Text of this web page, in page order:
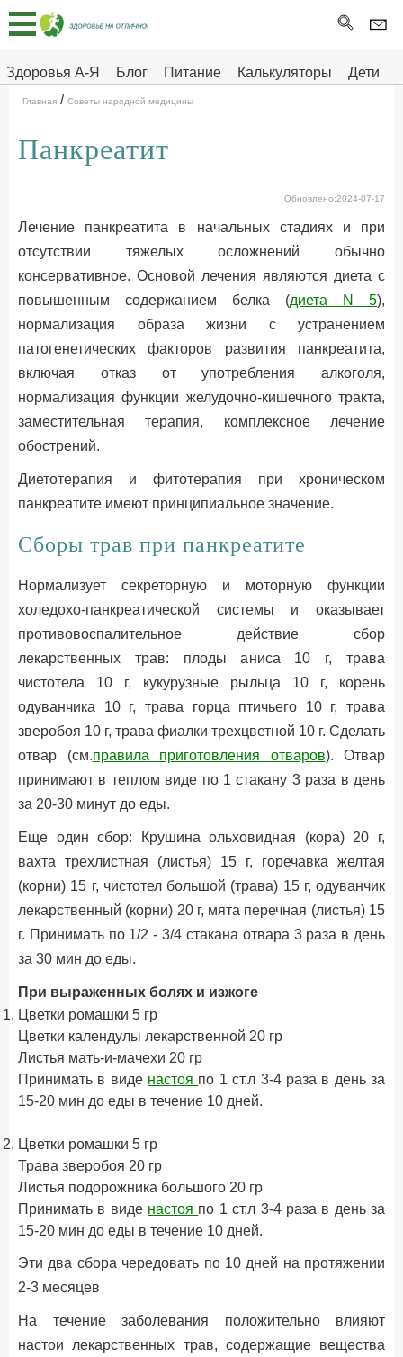
Здоровья А-Я Блог Питание Калькуляторы
Дети
Здоровье на отлично
Главная
Тесты
Про
ДЕТЯМ
Главная / Советы народной медицины
Панкреатит
Обновлено:2024-07-17
Лечение панкреатита в начальных стадиях и при
отсутствии тяжелых осложнений обычно
консервативное. Основой лечения являются диета с
повышенным содержанием белка (диета N 5),
нормализация образа жизни с устранением
патогенетических факторов развития панкреатита,
включая отказ от употребления алкоголя,
нормализация функции желудочно-кишечного тракта,
заместительная терапия, комплексное лечение
обострений.
Диетотерапия и фитотерапия при хроническом
панкреатите имеют принципиальное значение.
Сборы трав при панкреатите
Нормализует секреторную и моторную функции
холедохо-панкреатической системы и оказывает
противовоспалительное действие сбор
лекарственных трав: плоды аниса 10 г, трава
чистотела 10 г, кукурузные рыльца 10 г, корень
одуванчика 10 г, трава горца птичьего 10 г, тpaва
зверобоя 10 г, трава фиалки трехцветной 10 г. Сделать
отвар (см.правила приготовления отваров). Отвар
принимают в теплом виде по 1 стакану 3 раза в день
за 20-30 минут до еды.
Еще один сбор: Крушина ольховидная (кора) 20 г,
вахта трехлистная (листья) 15 г, горечавка желтая
(корни) 15 г, чистотел большой (трава) 15 г, одуванчик
лекарственный (корни) 20 г, мята перечная (листья) 15
г. Принимать по 1/2 - 3/4 стакана отвара 3 раза в день
за 30 мин до еды.
При выраженных болях и изжоге
Цветки ромашки 5 гр
Цветки календулы лекарственной 20 гр
Листья мать-и-мачехи 20 гр
Принимать в виде настоя по 1 ст.л 3-4 раза в день за
15-20 мин до еды в течение 10 дней.
Цветки ромашки 5 гр
Трава зверобоя 20 гр
Листья подорожника большого 20 гр
Принимать в виде настоя по 1 ст.л 3-4 раза в день за
15-20 мин до еды в течение 10 дней.
Эти два сбора чередовать по 10 дней на протяжении
2-3 месяцев
На течение заболевания положительно влияют
настои лекарственных трав, содержащие вещества